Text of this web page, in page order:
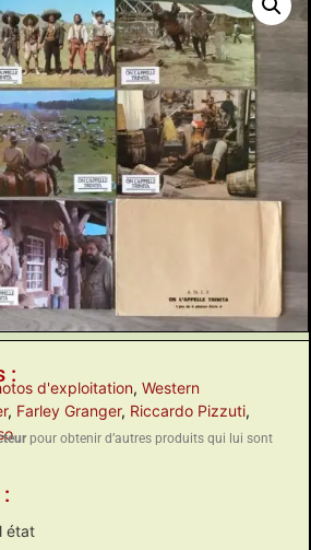
:
d'exploitation, Western
, Farley Granger, Riccardo Pizzuti,
pour obtenir d’autres produits qui lui sont
état